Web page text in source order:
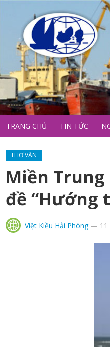
TRANG CHỦ TIN TỨC
THƠ VĂN
Miền
đề “Hướng
Việt Kiều Hải Phòng— 11